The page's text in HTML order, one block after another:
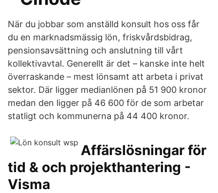
När du jobbar som anställd konsult hos oss får
du en marknadsmässig lön, friskvårdsbidrag,
pensionsavsättning och anslutning till vårt
kollektivavtal. Generellt är det – kanske inte helt
överraskande – mest lönsamt att arbeta i privat
sektor. Där ligger medianlönen på 51 900 kronor
medan den ligger på 46 600 för de som arbetar
statligt och kommunerna på 44 400 kronor.
Affärslösningar för
tid & och projekthantering -
Visma